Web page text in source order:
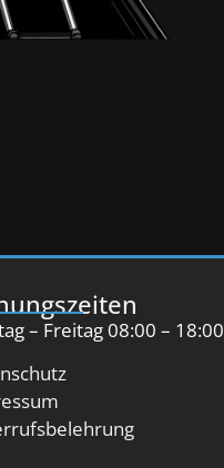
– Freitag 08:00 – 18:00